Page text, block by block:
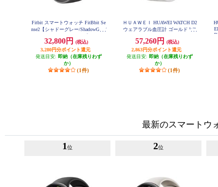
Fitbit スマートウォッチ FitBbit Se
nse2【シャドーグレー/ShadowGrey/
BKGB-FRCJK
32,800円
(税込)
3,280円分ポイント還元
発送目安: 即納（在庫残りわず
か）
(1件)
ＨＵＡＷＥＩ HUAWEI WATCH D2
ウェアラブル血圧計 ゴールド WA
57,260円
(税込)
2,863円分ポイント還元
発送目安: 即納（在庫残りわず
か）
(1件)
最新のスマートウ
1 位 2位